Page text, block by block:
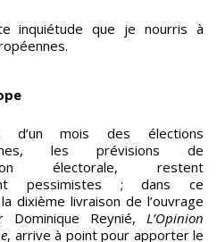
inquiétude que je nourris à
d’un mois des élections
les prévisions de
électorale, restent
pessimistes ; dans ce
dixième livraison de l’ouvrage
Dominique Reynié, L’Opinion
, arrive à point pour apporter le